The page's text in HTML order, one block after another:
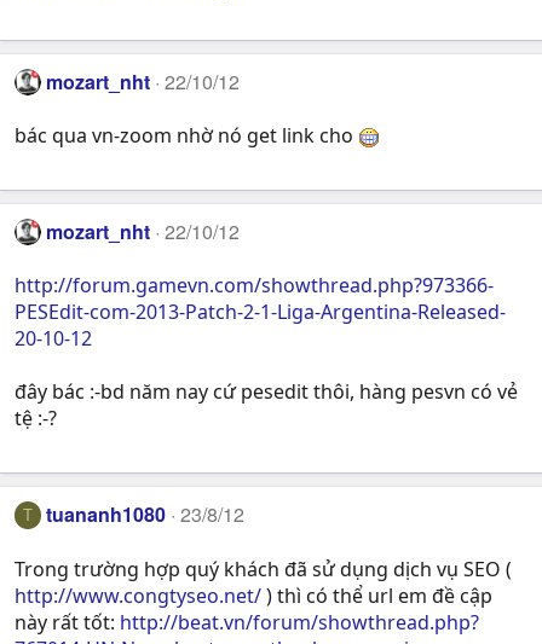
mozart_nht 22/10/12
bác qua vn-zoom nhờ nó get link cho
mozart_nht 22/10/12
http://forum.gamevn.com/showthread.php?973366-
PESEdit-com-2013-Patch-2-1-Liga-Argentina-Released-
20-10-12
đây bác :-bd năm nay cứ pesedit thôi, hàng pesvn có vẻ
tệ :-?
T tuananh1080 23/8/12
Trong trường hợp quý khách đã sử dụng dịch vụ SEO (
http://www.congtyseo.net/) thì có thể url em đề cập
này rất tốt: http://beat.vn/forum/showthread.php?